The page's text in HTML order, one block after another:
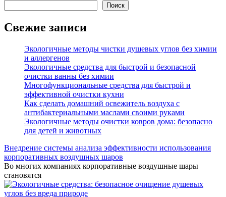
Поиск
Свежие записи
Экологичные методы чистки душевых углов без химии
и аллергенов
Экологичные средства для быстрой и безопасной
очистки ванны без химии
Многофункциональные средства для быстрой и
эффективной очистки кухни
Как сделать домашний освежитель воздуха с
антибактериальными маслами своими руками
Экологичные методы очистки ковров дома: безопасно
для детей и животных
Внедрение системы анализа эффективности использования
корпоративных воздушных шаров
Во многих компаниях корпоративные воздушные шары
становятся